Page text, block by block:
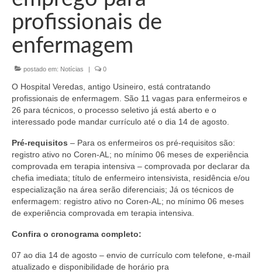
Conselheiros e Diretoria
Câmaras Técnicas
Carta de Serviços ao Cidadão
Governança
Transparência e Prestação de Contas
Eleições
Eleições Triênio 2027-2029
Eleições 2023
Eleições Anteriores
Agenda do presidente
Editais e licitação
profissionais de
enfermagem
postado em: Notícias | 0
O Hospital Veredas, antigo Usineiro, está contratando
profissionais de enfermagem. São 11 vagas para enfermeiros e
26 para técnicos, o processo seletivo já está aberto e o
interessado pode mandar currículo até o dia 14 de agosto.
Pré-requisitos – Para os enfermeiros os pré-requisitos são:
registro ativo no Coren-AL; no mínimo 06 meses de experiência
comprovada em terapia intensiva – comprovada por declarar da
chefia imediata; título de enfermeiro intensivista, residência e/ou
especialização na área serão diferenciais; Já os técnicos de
enfermagem: registro ativo no Coren-AL; no mínimo 06 meses
de experiência comprovada em terapia intensiva.
Confira o cronograma completo:
07 ao dia 14 de agosto – envio de currículo com telefone, e-mail
atualizado e disponibilidade de horário pra